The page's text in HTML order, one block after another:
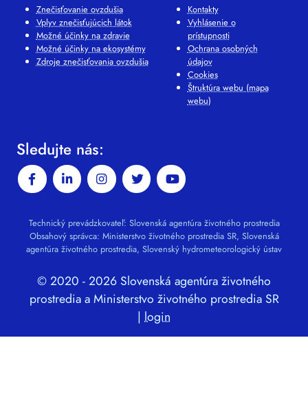
Znečisťovanie ovzdušia
Vplyv znečisťujúcich látok
Možné účinky na zdravie
Možné účinky na ekosystémy
Zdroje znečisťovania ovzdušia
Kontakty
Vyhlásenie o
prístupnosti
Ochrana osobných
údajov
Cookies
Štruktúra webu (mapa
webu)
Sledujte nás:
Technický prevádzkovateľ: Slovenská agentúra životného prostredia
Obsahový správca: Ministerstvo životného prostredia SR, Slovenská
agentúra životného prostredia, Slovenský hydrometeorologický ústav
© 2020 - 2026 Slovenská agentúra životného
prostredia a Ministerstvo životného prostredia SR
| login